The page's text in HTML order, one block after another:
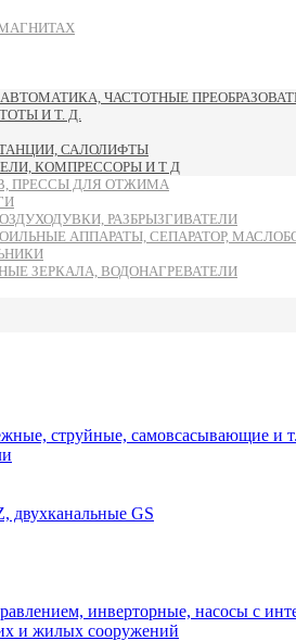
ЧАСТОТНЫЕ
И Т. Д.
САЛОЛИФТЫ
КОМПРЕССОРЫ И Т Д
ПРЕССЫ ДЛЯ ОТЖИМА
РАЗБРЫЗГИВАТЕЛИ
АППАРАТЫ, СЕПАРАТОР,
ЗЕРКАЛА, ВОДОНАГРЕВАТЕЛИ
струйные, самовсасывающие и
двухканальные GS
инверторные, насосы с
и жилых сооружений